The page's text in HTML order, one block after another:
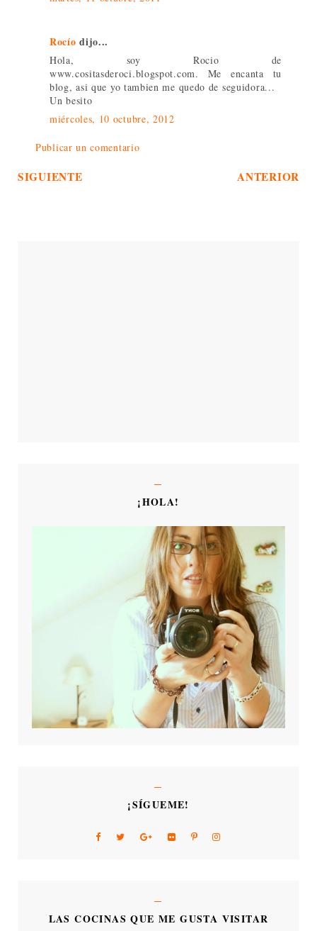
Rocío dijo...
Hola, soy Rocio de
www.cositasderoci.blogspot.com. Me encanta tu
blog, asi que yo tambien me quedo de seguidora...
Un besito
miércoles, 10 octubre, 2012
Publicar un comentario
SIGUIENTE ANTERIOR
¡HOLA!
¡SÍGUEME!
LAS COCINAS QUE ME GUSTA VISITAR